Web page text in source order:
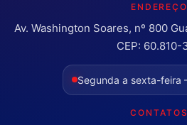
ENDEREÇO
Av. Washington Soares, nº 800
CEP: 60.810-
Segunda a sexta-feira
CONTATOS